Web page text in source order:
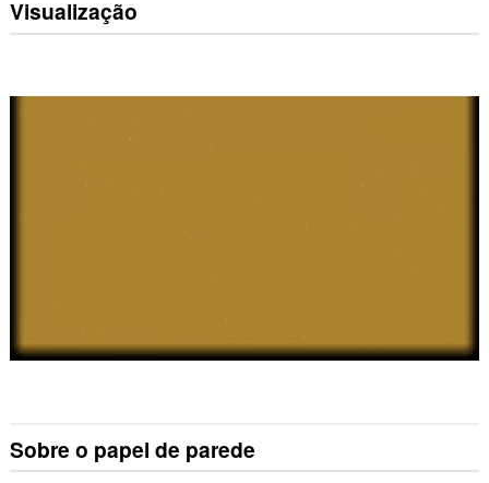
Visualização
Sobre o papel de parede